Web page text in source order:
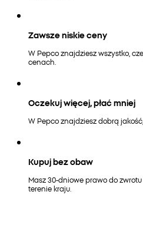
Zawsze niskie ceny
W Pepco znajdziesz wszystko,
cenach.
Oczekuj więcej, płać mniej
W Pepco znajdziesz dobrą
Kupuj bez obaw
Masz 30-dniowe prawo do
terenie kraju.